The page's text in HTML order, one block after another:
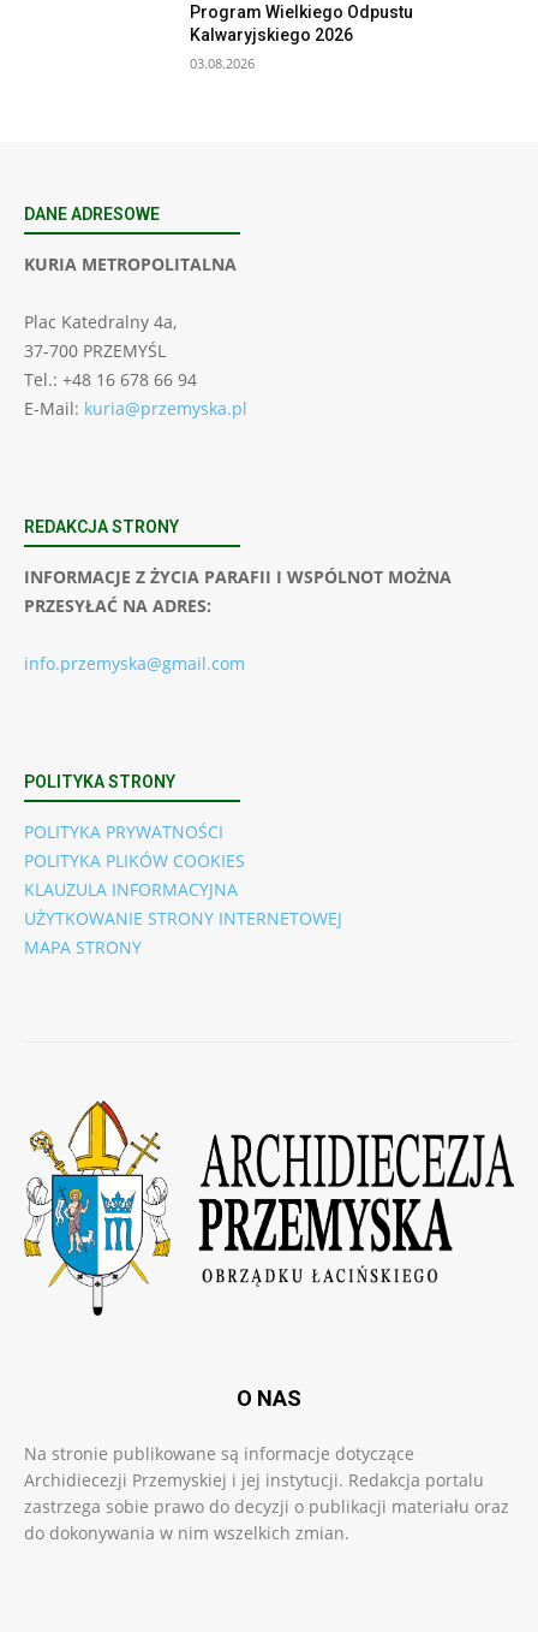
Program Wielkiego Odpustu
Kalwaryjskiego 2026
03.08.2026
DANE ADRESOWE
KURIA METROPOLITALNA
Plac Katedralny 4a,
37-700 PRZEMYŚL
Tel.: +48 16 678 66 94
E-Mail: kuria@przemyska.pl
REDAKCJA STRONY
INFORMACJE Z ŻYCIA PARAFII I WSPÓLNOT MOŻNA
PRZESYŁAĆ NA ADRES:
info.przemyska@gmail.com
POLITYKA STRONY
POLITYKA PRYWATNOŚCI
POLITYKA PLIKÓW COOKIES
KLAUZULA INFORMACYJNA
UŻYTKOWANIE STRONY INTERNETOWEJ
MAPA STRONY
O NAS
Na stronie publikowane są informacje dotyczące
Archidiecezji Przemyskiej i jej instytucji. Redakcja portalu
zastrzega sobie prawo do decyzji o publikacji materiału oraz
do dokonywania w nim wszelkich zmian.